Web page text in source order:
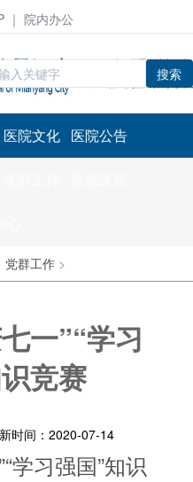
｜ 院内办公
搜索
医院文化 医院公告
党群工作 >
一”“学习
竞赛
时间：2020-07-14
“学习强国”知识